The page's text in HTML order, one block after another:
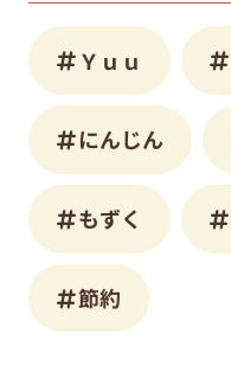
Ｙｕｕ
にんじん
もずく
節約